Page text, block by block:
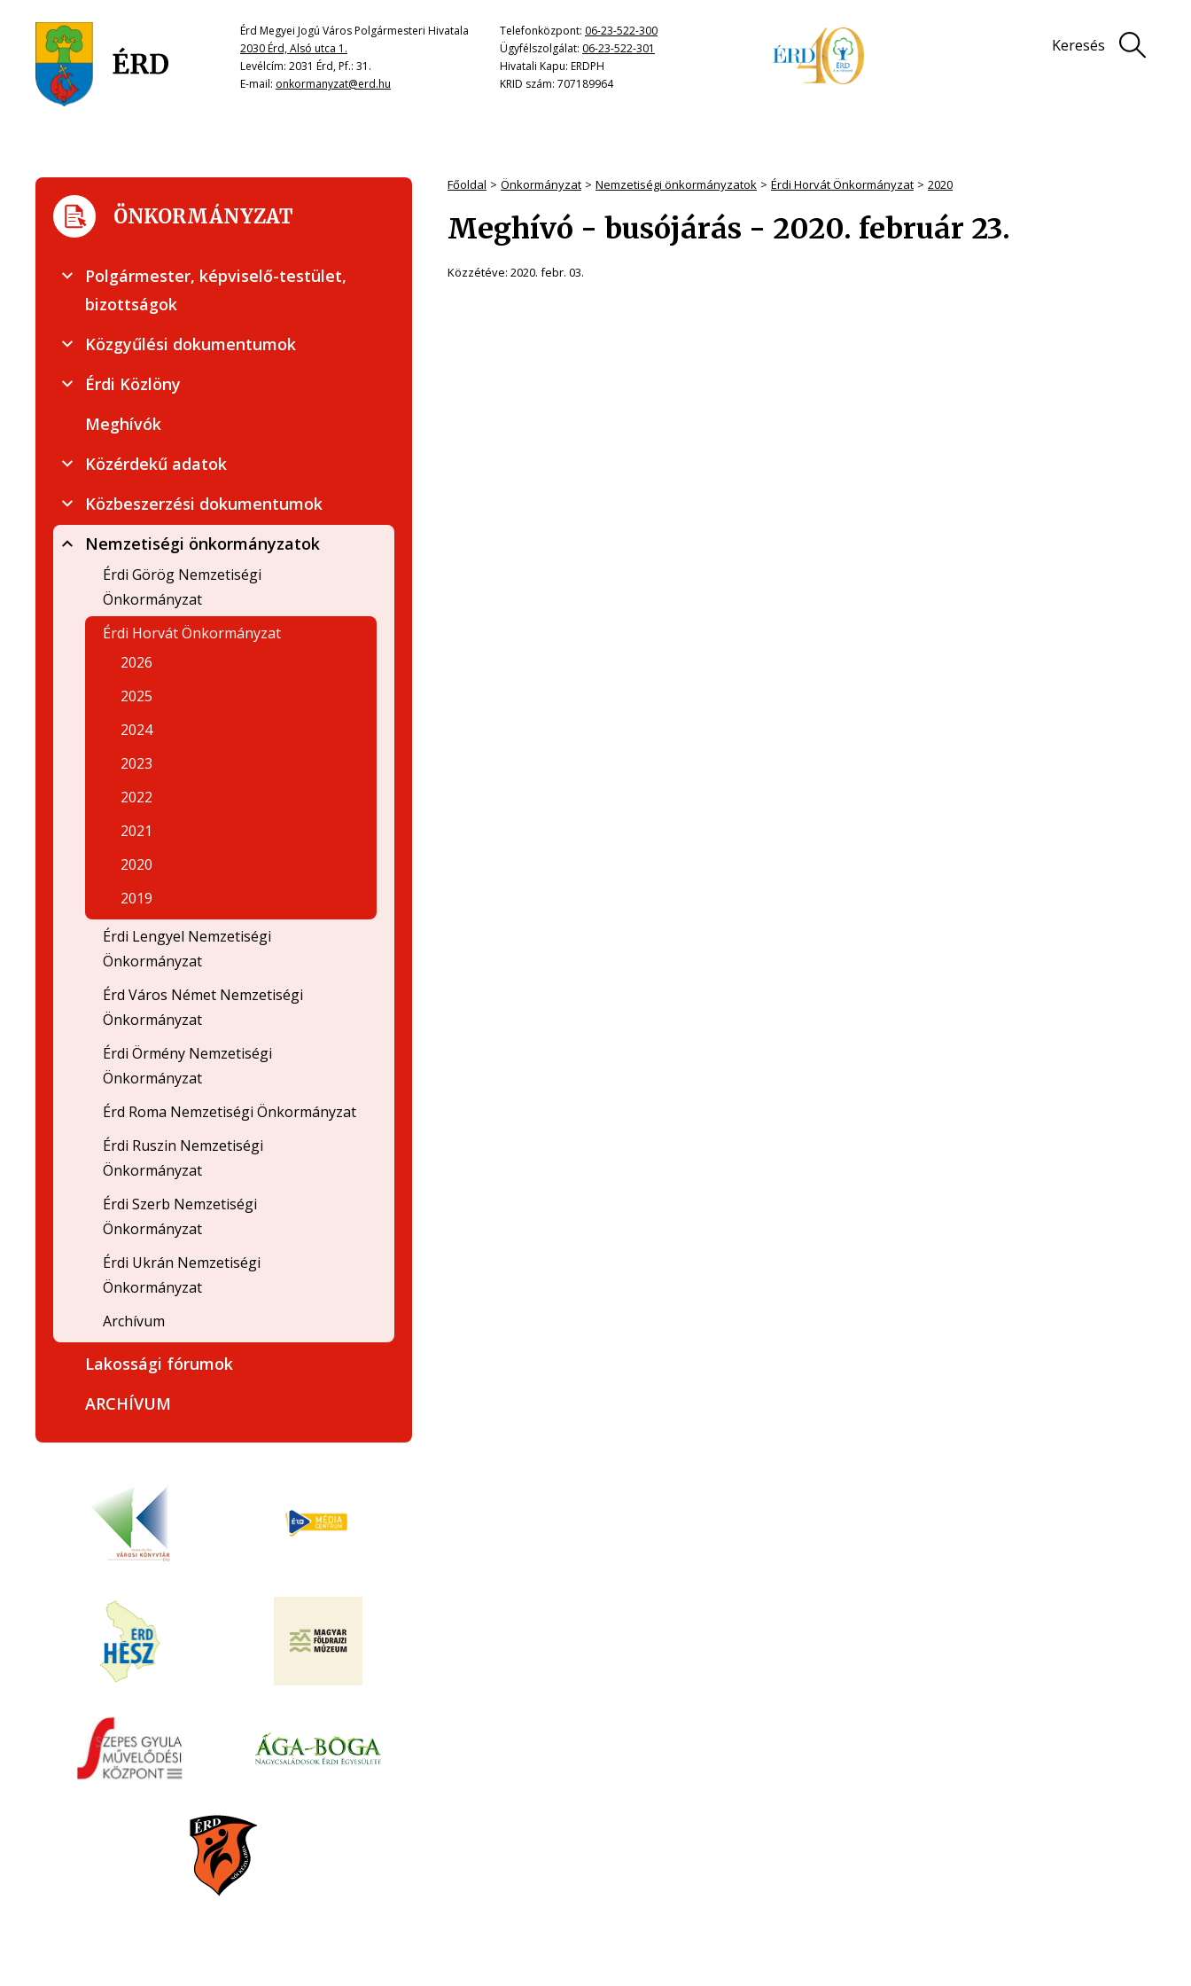
Érd Megyei Jogú Város Polgármesteri Hivatala
2030 Érd, Alsó utca 1.
Levélcím: 2031 Érd, Pf.: 31.
E-mail: onkormanyzat@erd.hu
Telefonközpont: 06-23-522-300
Ügyfélszolgálat: 06-23-522-301
Hivatali Kapu: ERDPH
KRID szám: 707189964
Keresés
Főoldal Önkormányzat Nemzetiségi önkormányzatok Érdi Horvát Önkormányzat 2020
Meghívó - busójárás - 2020. február 23.
Közzétéve: 2020. febr. 03.
ÖNKORMÁNYZAT
Polgármester, képviselő-testület,
bizottságok
Közgyűlési dokumentumok
Érdi Közlöny
Meghívók
Közérdekű adatok
Közbeszerzési dokumentumok
Nemzetiségi önkormányzatok
Érdi Görög Nemzetiségi
Önkormányzat
Érdi Horvát Önkormányzat
2026
2025
2024
2023
2022
2021
2020
2019
Érdi Lengyel Nemzetiségi
Önkormányzat
Érd Város Német Nemzetiségi
Önkormányzat
Érdi Örmény Nemzetiségi
Önkormányzat
Érd Roma Nemzetiségi Önkormányzat
Érdi Ruszin Nemzetiségi
Önkormányzat
Érdi Szerb Nemzetiségi
Önkormányzat
Érdi Ukrán Nemzetiségi
Önkormányzat
Archívum
Lakossági fórumok
ARCHÍVUM